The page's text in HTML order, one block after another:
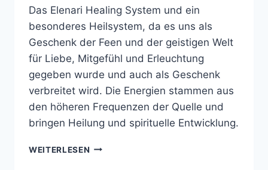
Das Elenari Healing System und ein
besonderes Heilsystem, da es uns als
Geschenk der Feen und der geistigen Welt
für Liebe, Mitgefühl und Erleuchtung
gegeben wurde und auch als Geschenk
verbreitet wird. Die Energien stammen aus
den höheren Frequenzen der Quelle und
bringen Heilung und spirituelle Entwicklung.
WEITERLESEN DAS